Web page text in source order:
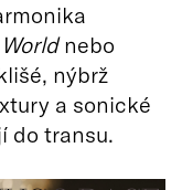
nebo
nýbrž
a sonické
do transu.